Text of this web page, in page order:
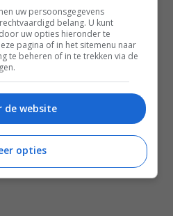
heel eenvoudig gevarieerd
aan toe te
doperwten, wilde
verse tomaatjes – in
zit je eigenlijk altijd
wat gekneusde verse
ricottamengsel doen; in de
met een glas goede rode
extra smaak.
uw persoonsgegevens
belang. U kunt
uw opties hieronder te
pagina of in het sitemenu naar
te beheren of in te trekken via de
de website
opties